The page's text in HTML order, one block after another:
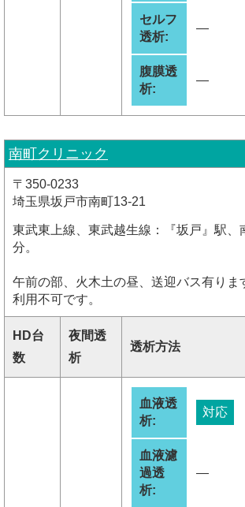
セルフ
透析:
―
腹膜透
析:
―
南町クリニック
〒350-0233
埼玉県坂戸市南町13-21
東武東上線、東武越生線：『坂戸』駅、
分。
午前の部、火木土の昼、送迎バス有りま
利用不可です。
HD台
数
夜間透
析
透析方法
血液透
析:
対応
血液濾
過透
析:
―